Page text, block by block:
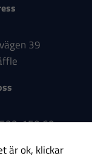
39
150 60
är ok, klickar